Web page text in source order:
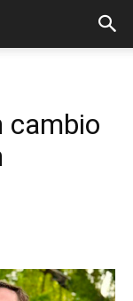
cambio